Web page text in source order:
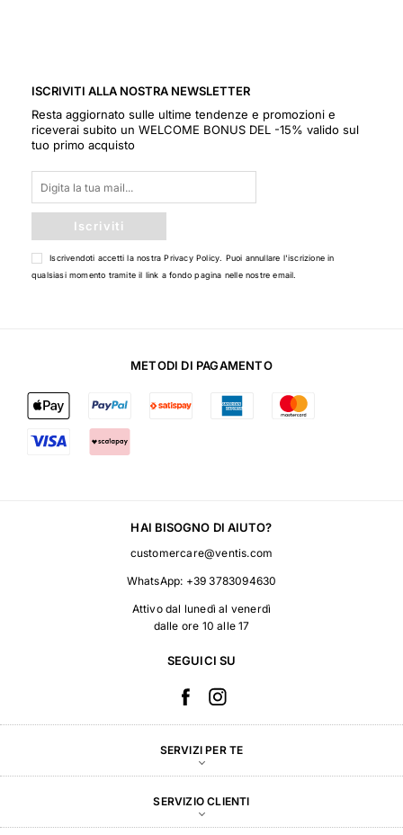
ISCRIVITI ALLA NOSTRA NEWSLETTER
Resta aggiornato sulle ultime tendenze e promozioni e
riceverai subito un WELCOME BONUS DEL -15% valido sul
tuo primo acquisto
Iscriviti
Iscrivendoti accetti la nostraPrivacy Policy . Puoi annullare l'iscrizione in
qualsiasi momento tramite il link a fondo pagina nelle nostre email.
METODI DI PAGAMENTO
HAI BISOGNO DI AIUTO?
customercare@ventis.com
WhatsApp: +39 3783094630
Attivo dal lunedì al venerdì
dalle ore 10 alle 17
SEGUICI SU
SERVIZI PER TE
SERVIZIO CLIENTI